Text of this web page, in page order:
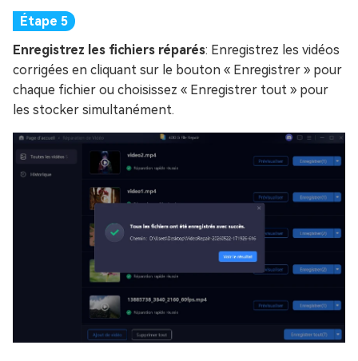
Enregistrez les fichiers réparés: Enregistrez les vidéos
corrigées en cliquant sur le bouton « Enregistrer » pour
chaque fichier ou choisissez « Enregistrer tout » pour
les stocker simultanément.